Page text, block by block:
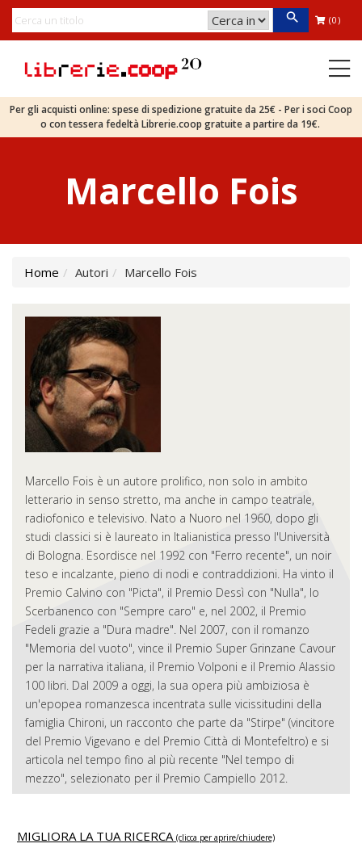
(0)
Per gli acquisti online: spese di spedizione gratuite da 25€ - Per i soci Coop
o con tessera fedeltà Librerie.coop gratuite a partire da 19€.
Marcello Fois
Home Autori Marcello Fois
Marcello Fois è un autore prolifico, non solo in ambito
letterario in senso stretto, ma anche in campo teatrale,
radiofonico e televisivo. Nato a Nuoro nel 1960, dopo gli
studi classici si è laureato in Italianistica presso l'Università
di Bologna. Esordisce nel 1992 con "Ferro recente", un noir
teso e incalzante, pieno di nodi e contraddizioni. Ha vinto il
Premio Calvino con "Picta", il Premio Dessì con "Nulla", lo
Scerbanenco con "Sempre caro" e, nel 2002, il Premio
Fedeli grazie a "Dura madre". Nel 2007, con il romanzo
"Memoria del vuoto", vince il Premio Super Grinzane Cavour
per la narrativa italiana, il Premio Volponi e il Premio Alassio
100 libri. Dal 2009 a oggi, la sua opera più ambiziosa è
un'epopea romanzesca incentrata sulle vicissitudini della
famiglia Chironi, un racconto che parte da "Stirpe" (vincitore
del Premio Vigevano e del Premio Città di Montefeltro) e si
articola nel tempo fino al più recente "Nel tempo di
mezzo", selezionato per il Premio Campiello 2012.
MIGLIORA LA TUA RICERCA (clicca per aprire/chiudere)